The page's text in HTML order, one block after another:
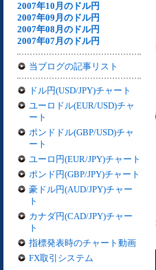
2007年10月のドル円
2007年09月のドル円
2007年08月のドル円
2007年07月のドル円
当ブログの記事リスト
ドル円(USD/JPY)チャート
ユーロドル(EUR/USD)チャ
ート
ポンドドル(GBP/USD)チャ
ート
ユーロ円(EUR/JPY)チャート
ポンド円(GBP/JPY)チャート
豪ドル円(AUD/JPY)チャー
ト
カナダ円(CAD/JPY)チャー
ト
指標発表時のチャート動画
FX取引システム